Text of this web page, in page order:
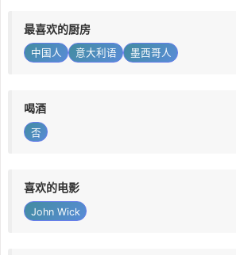
最喜欢的厨房
中国人 意大利语 墨西哥人
喝酒
否
喜欢的电影
John Wick